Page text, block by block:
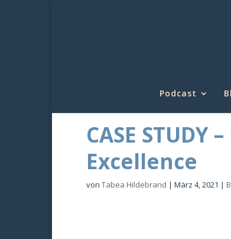
Podcast
CASE STUDY
Excellence
vonTabea Hildebrand |März 4, 2021 |